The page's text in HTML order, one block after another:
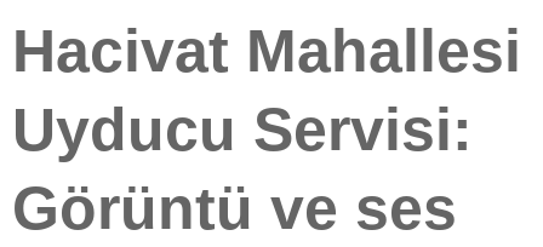
Hacivat Mahallesi
Uyducu Servisi:
Görüntü ve ses